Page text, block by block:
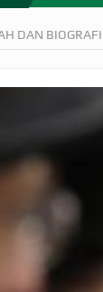
DAN BIOGRAFI